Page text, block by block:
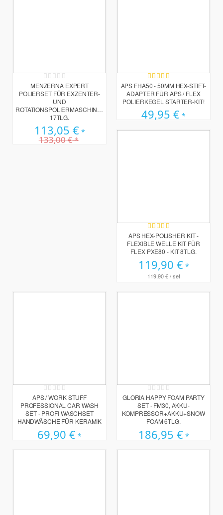
Rating:
0%
MENZERNA EXPERT
POLIERSET FÜR EXZENTER-
UND
ROTATIONSPOLIERMASCHINEN
17TLG.
113,05 €
133,00 €
Bewertung:
100%
APS FHA50 - 50MM HEX-STIFT-
ADAPTER FÜR APS / FLEX
POLIERKEGEL STARTER-KIT!
49,95 €
Bewertung:
98%
APS HEX-POLISHER KIT -
FLEXIBLE WELLE KIT FÜR
FLEX PXE80 - KIT 8TLG.
119,90 €
119,90 €/ set
Rating:
0%
APS / WORK STUFF
PROFESSIONAL CAR WASH
SET - PROFI WASCHSET
HANDWÄSCHE FÜR KERAMIK
69,90 €
Rating:
0%
GLORIA HAPPY FOAM PARTY
SET - FM30, AKKU-
KOMPRESSOR+AKKU+SNOW
FOAM 6TLG.
186,95 €